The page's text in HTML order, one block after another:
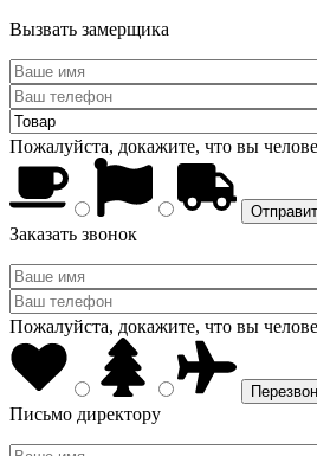
Вызвать замерщика
Пожалуйста, докажите, что вы
Заказать звонок
Пожалуйста, докажите, что вы
Письмо директору